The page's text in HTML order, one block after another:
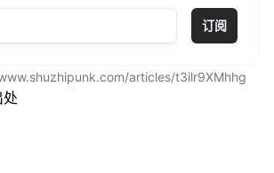
订阅
articles/t3ilr9XMhhg